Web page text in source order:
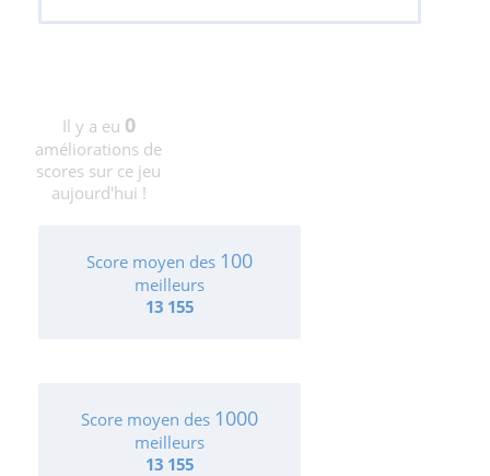
Il y a eu 0
améliorations de
scores sur ce jeu
aujourd'hui !
Score moyen des 100
meilleurs
13 155
Score moyen des 1000
meilleurs
13 155